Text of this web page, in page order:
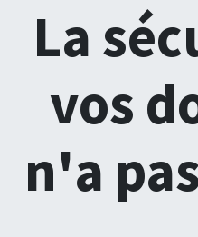
La
vos
n'a